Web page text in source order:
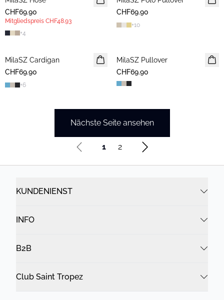
MITGLIEDERANGEBOT
CHF69.90
Mitgliedspreis CHF48.93
+4
2 FOR 120 CHF
CHF69.90
+10
2 FOR 120 CHF
MilaSZ Cardigan
CHF69.90
+6
2 FOR 120 CHF
MilaSZ Pullover
CHF69.90
Nächste Seite ansehen
1 2
KUNDENIENST
INFO
B2B
Club Saint Tropez